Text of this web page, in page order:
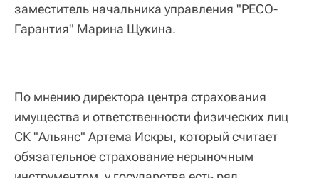
заместитель начальника управления "РЕСО-
Гарантия" Марина Щукина.
По мнению директора центра страхования
имущества и ответственности физических лиц
СК "Альянс" Артема Искры, который считает
обязательное страхование нерыночным